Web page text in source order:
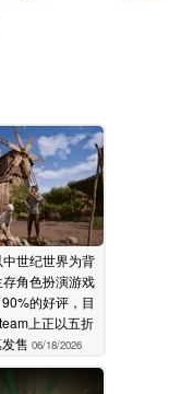
世纪世界为背
角色扮演游戏
的好评，目
上正以五折
售 06/18/2026